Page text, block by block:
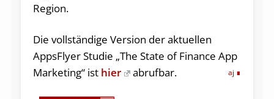
Region.
Die vollständige Version der aktuellen
AppsFlyer Studie „The State of Finance App
Marketing“ ist hier abrufbar. aj